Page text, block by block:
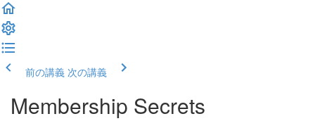
前の講義 次の講義
Membership Secrets